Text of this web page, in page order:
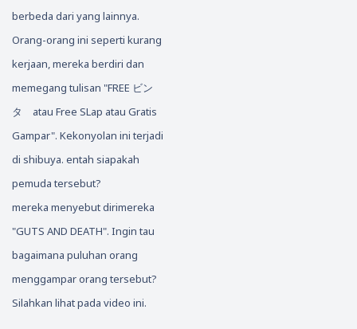
berbeda dari yang lainnya.
Orang-orang ini seperti kurang
kerjaan, mereka berdiri dan
memegang tulisan "FREE ビン
タ atau Free SLap atau Gratis
Gampar". Kekonyolan ini terjadi
di shibuya. entah siapakah
pemuda tersebut?
mereka menyebut dirimereka
"GUTS AND DEATH". Ingin tau
bagaimana puluhan orang
menggampar orang tersebut?
Silahkan lihat pada video ini.